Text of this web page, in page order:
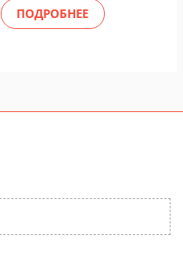
ПОДРОБНЕЕ